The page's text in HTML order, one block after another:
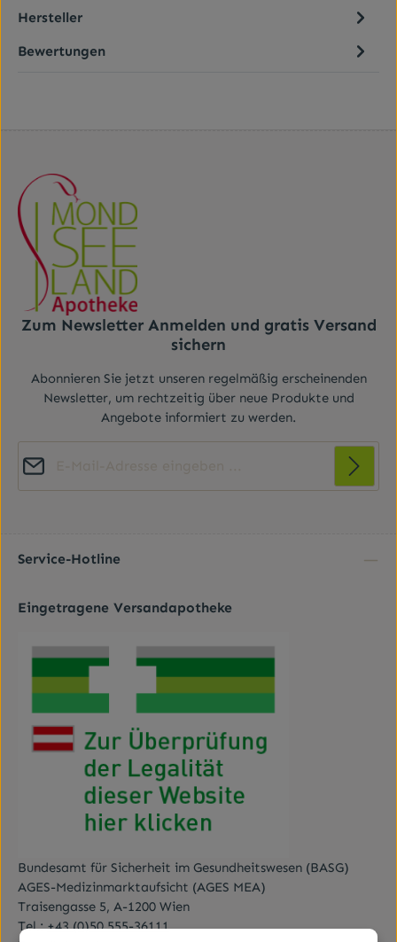
Hersteller
Bewertungen
Zum Newsletter Anmelden und gratis Versand
sichern
Abonnieren Sie jetzt unseren regelmäßig erscheinenden
Newsletter, um rechtzeitig über neue Produkte und
Angebote informiert zu werden.
Kenntnis genommen und die
gelesen und bin
Service-Hotline
Eingetragene Versandapotheke
Bundesamt für Sicherheit im Gesundheitswesen (BASG)
AGES-Medizinmarktaufsicht (AGES MEA)
Traisengasse 5, A-1200 Wien
Tel.:+43 (0)50 555-36111